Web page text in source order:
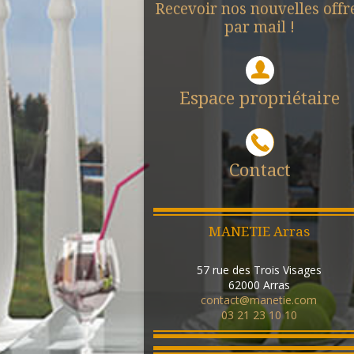
Recevoir nos nouvelles
par mail !
Espace propriétaire
Contact
MANETIE Arras
57 rue des Trois Visages
62000 Arras
contact@manetie.com
03 21 23 10 10